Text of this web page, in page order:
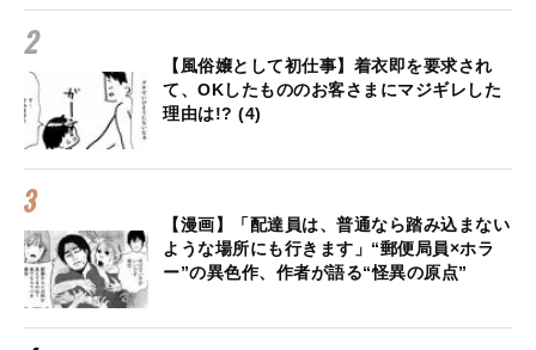
【風俗嬢として初仕事】着衣即を要求され
て、OKしたもののお客さまにマジギレした
理由は!? (4)
【漫画】「配達員は、普通なら踏み込まない
ような場所にも行きます」“郵便局員×ホラ
ー”の異色作、作者が語る“怪異の原点”